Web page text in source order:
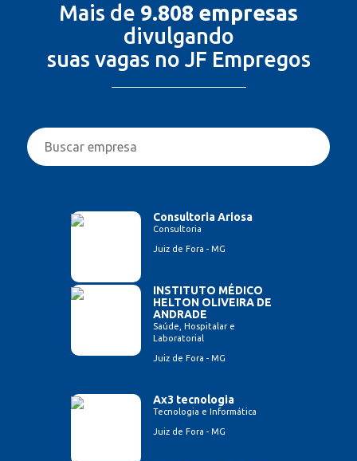
Mais de 9.808 empresas
divulgando
suas vagas no JF Empregos
Consultoria Ariosa
Consultoria
Juiz de Fora - MG
INSTITUTO MÉDICO
HELTON OLIVEIRA DE
ANDRADE
Saúde, Hospitalar e
Laboratorial
Juiz de Fora - MG
Ax3 tecnologia
Tecnologia e Informática
Juiz de Fora - MG